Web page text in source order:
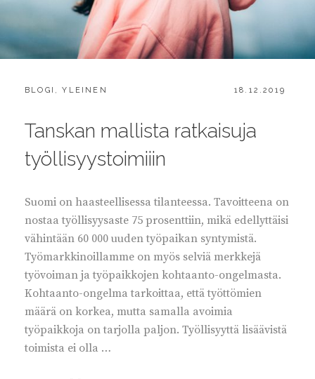
CATEGORIES:
BLOGI ,YLEINEN
POSTED
18.12.2019
Tanskan mallista ratkaisuja
työllisyystoimiiin
Suomi on haasteellisessa tilanteessa. Tavoitteena on
nostaa työllisyysaste 75 prosenttiin, mikä edellyttäisi
vähintään 60 000 uuden työpaikan syntymistä.
Työmarkkinoillamme on myös selviä merkkejä
työvoiman ja työpaikkojen kohtaanto-ongelmasta.
Kohtaanto-ongelma tarkoittaa, että työttömien
määrä on korkea, mutta samalla avoimia
työpaikkoja on tarjolla paljon. Työllisyyttä lisäävistä
toimista ei olla …